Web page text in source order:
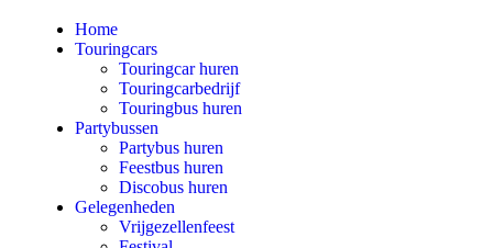
Home
Touringcars
Touringcar huren
Touringcarbedrijf
Touringbus huren
Partybussen
Partybus huren
Feestbus huren
Discobus huren
Gelegenheden
Vrijgezellenfeest